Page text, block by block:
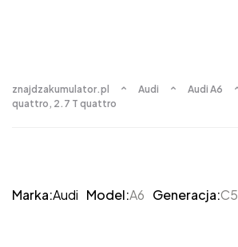
znajdzakumulator.pl Audi Audi A6
quattro, 2.7 T quattro
Marka:Audi Model:A6 Generacja:C5